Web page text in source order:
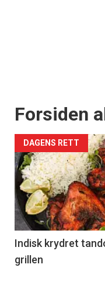
Forsiden
DAGENS RETT
Indisk krydret
grillen